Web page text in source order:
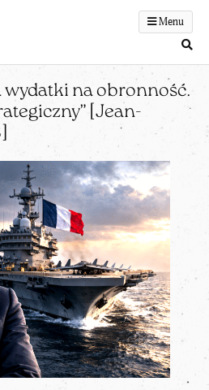
Menu
wydatki na obronność.
[Jean-